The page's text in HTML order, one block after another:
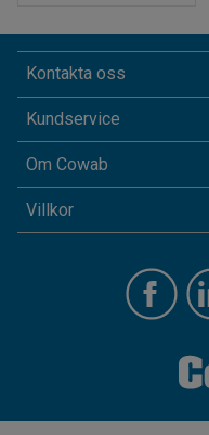
Kontakta oss
Kundservice
Om Cowab
Villkor